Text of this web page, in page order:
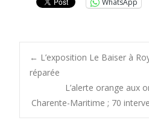
Post
← L’exposition Le Baiser à
réparée
L’alerte orange aux
Charente-Maritime ; 70